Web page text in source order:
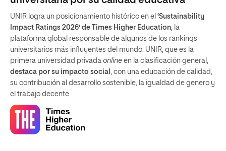
UNIR logra un posicionamiento histórico en el ‘Sustainability
Impact Ratings 2026’ de Times Higher Education , la
plataforma global responsable de algunos de los rankings
universitarios más influyentes del mundo. UNIR, que es la
primera universidad privada online en la clasificación general,
destaca por su impacto social
, con una educación de calidad,
su contribución al desarrollo sostenible, la igualdad de genero y
el trabajo decente.